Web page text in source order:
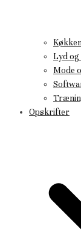
Lyd og
Mode
Opskrifter